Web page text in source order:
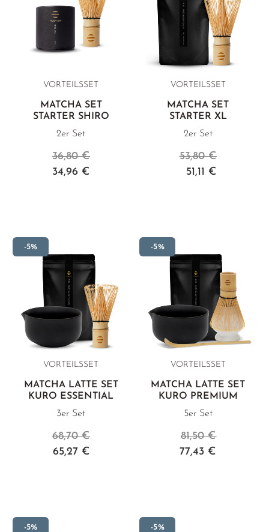
VORTEILSSET
MATCHA SET
STARTER SHIRO
2er Set
34,96 €
36,80 €
VORTEILSSET
MATCHA SET
STARTER XL
2er Set
51,11 €
53,80 €
-5%
VORTEILSSET
MATCHA LATTE SET
KURO ESSENTIAL
3er Set
65,27 €
68,70 €
-5%
VORTEILSSET
MATCHA LATTE SET
KURO PREMIUM
5er Set
77,43 €
81,50 €
-5% -5%